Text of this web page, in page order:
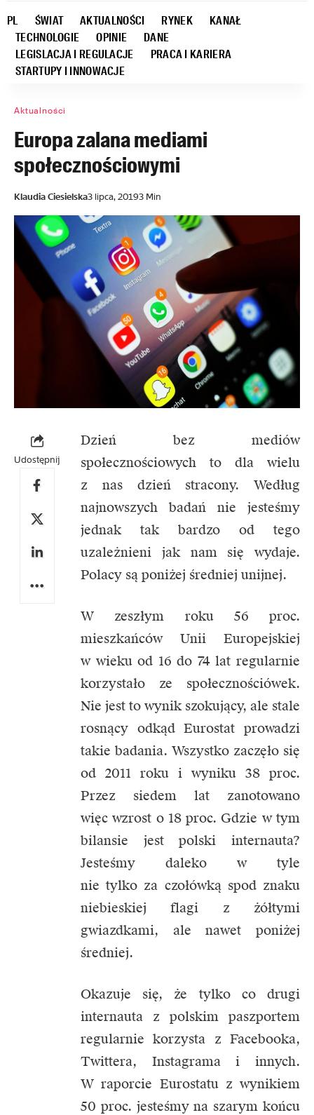
PL ŚWIAT AKTUALNOŚCI RYNEK
KANAŁ
TECHNOLOGIE
OPINIE
DANE
LEGISLACJA I REGULACJE
PRACA I KARIERA
STARTUPY I INNOWACJE
Aktualności
Europa zalana mediami
społecznościowymi
Klaudia Ciesielska3 lipca, 20193 Min
Udostępnij
Dzień bez mediów
społecznościowych to dla wielu
z nas dzień stracony. Według
najnowszych badań nie jesteśmy
jednak tak bardzo od tego
uzależnieni jak nam się wydaje.
Polacy są poniżej średniej unijnej.
W zeszłym roku 56 proc.
mieszkańców Unii Europejskiej
w wieku od 16 do 74 lat regularnie
korzystało ze społecznościówek.
Nie jest to wynik szokujący, ale stale
rosnący odkąd Eurostat prowadzi
takie badania. Wszystko zaczęło się
od 2011 roku i wyniku 38 proc.
Przez siedem lat zanotowano
więc wzrost o 18 proc. Gdzie w tym
bilansie jest polski internauta?
Jesteśmy daleko w tyle
nie tylko za czołówką spod znaku
niebieskiej flagi z żółtymi
gwiazdkami, ale nawet poniżej
średniej.
Okazuje się, że tylko co drugi
internauta z polskim paszportem
regularnie korzysta z Facebooka,
Twittera, Instagrama i innych.
W raporcie Eurostatu z wynikiem
50 proc. jesteśmy na szarym końcu